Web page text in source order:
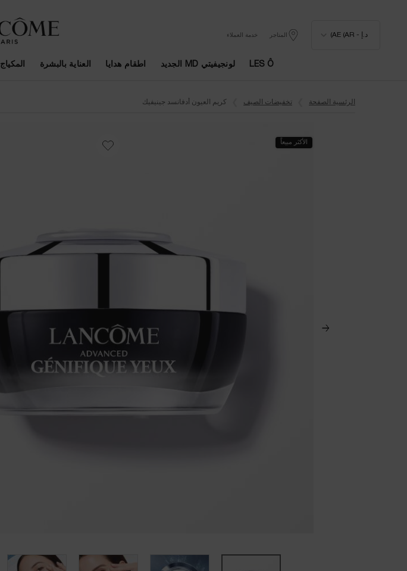
د.إ - AE (AR) المتاجر خدمة العملاء
LES Ô لونجيفيتي MD الجديد اطقام هدايا العناية بالبشرة المكياج
الرئسية الصفحة تخفيضات الصيف كريم العيون أدفانسد جينيفيك
الأكثر مبيعاً